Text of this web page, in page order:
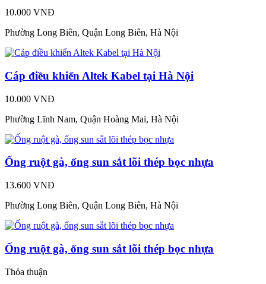
10.000 VNĐ
Phường Long Biên, Quận Long Biên, Hà Nội
Cáp điều khiển Altek Kabel tại Hà Nội
10.000 VNĐ
Phường Lĩnh Nam, Quận Hoàng Mai, Hà Nội
Ống ruột gà, ống sun sắt lõi thép bọc nhựa
13.600 VNĐ
Phường Long Biên, Quận Long Biên, Hà Nội
Ống ruột gà, ống sun sắt lõi thép bọc nhựa
Thỏa thuận